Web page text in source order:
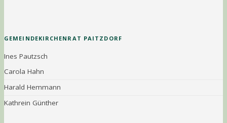
GEMEINDEKIRCHENRAT PAITZDORF
Ines Pautzsch
Carola Hahn
Harald Hemmann
Kathrein Günther